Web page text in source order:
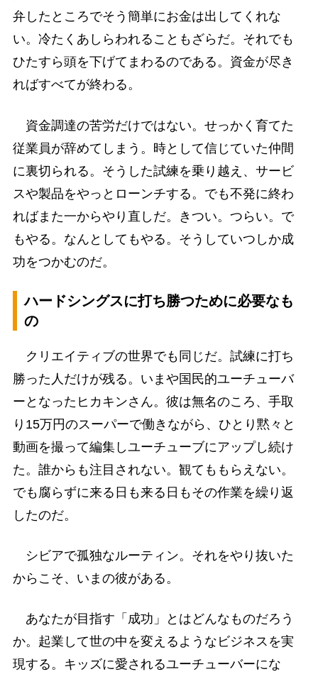
弁したところでそう簡単にお金は出してくれな
い。冷たくあしらわれることもざらだ。それでも
ひたすら頭を下げてまわるのである。資金が尽き
ればすべてが終わる。
資金調達の苦労だけではない。せっかく育てた
従業員が辞めてしまう。時として信じていた仲間
に裏切られる。そうした試練を乗り越え、サービ
スや製品をやっとローンチする。でも不発に終わ
ればまた一からやり直しだ。きつい。つらい。で
もやる。なんとしてもやる。そうしていつしか成
功をつかむのだ。
ハードシングスに打ち勝つために必要なも
の
クリエイティブの世界でも同じだ。試練に打ち
勝った人だけが残る。いまや国民的ユーチューバ
ーとなったヒカキンさん。彼は無名のころ、手取
り15万円のスーパーで働きながら、ひとり黙々と
動画を撮って編集しユーチューブにアップし続け
た。誰からも注目されない。観てももらえない。
でも腐らずに来る日も来る日もその作業を繰り返
したのだ。
シビアで孤独なルーティン。それをやり抜いた
からこそ、いまの彼がある。
あなたが目指す「成功」とはどんなものだろう
か。起業して世の中を変えるようなビジネスを実
現する。キッズに愛されるユーチューバーにな